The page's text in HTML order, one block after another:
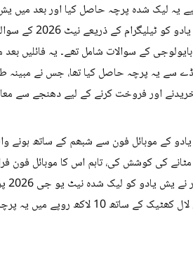
لیے یہ لیک شدہ پرچہ حاصل کیا اور بعد
فراہم کی۔ اسی
کے سوالات شامل تھے۔ یہ فائلیں بعد
دھنجے لوکھنڈے سے یہ پرچہ حاصل کیا تھا، جس نے
اور فروخت کرنے کے لیے دھنجے سے
کے موبائل فون سے شبھم کے ساتھ ہونے
کی کوشش کی، تاہم اس کا موبائل فون
فروخت کرنے کا معاہدہ کیا تھا۔